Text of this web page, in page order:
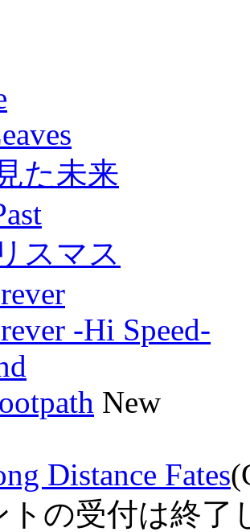
た未来
スマス
-Hi Speed-
New
Distance Fates
トの受付は終了